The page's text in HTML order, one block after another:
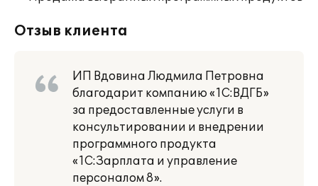
Отзыв клиента
ИП Вдовина Людмила Петровна
благодарит компанию «1С:ВДГБ»
за предоставленные услуги в
консультировании и внедрении
программного продукта
«1С:Зарплата и управление
персоналом 8».